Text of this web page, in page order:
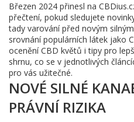
Březen 2024 přinesl na
přečtení, pokud sledujete
tady varování před novým
srovnání populárních látek jako
ocenění CBD květů i tipy pro
shrnu, co se v jednotlivých
pro vás užitečné.
NOVÉ SILNÉ
PRÁVNÍ RIZIKA